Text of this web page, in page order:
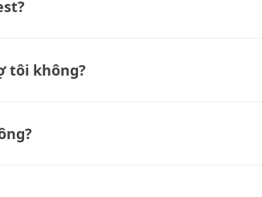
tôi không?